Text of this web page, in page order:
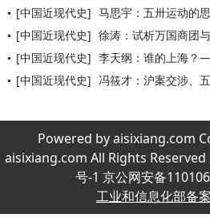
[中国近现代史] 马思宇：五卅运动的
[中国近现代史] 徐涛：试析万国商团
[中国近现代史] 李天纲：谁的上海？——
[中国近现代史] 冯筱才：沪案交涉、五
Powered by aisixiang.com
aisixiang.com All Rights Reserved
号-1 京公网安备
工业和信息化部备